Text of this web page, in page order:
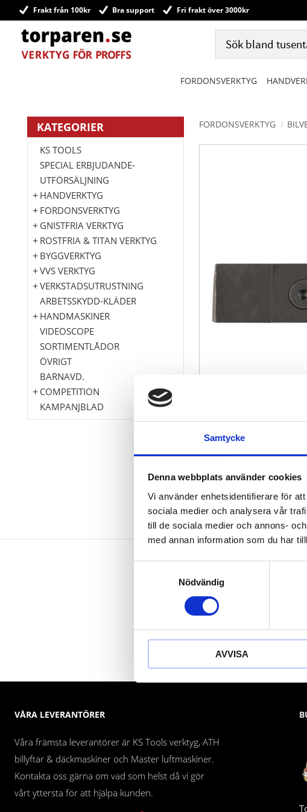
Samtycke
Denna webbplats använder cookies
Vi använder enhetsidentifierare för
sociala medier och analysera vår
till de sociala medier och annons-
med annan information som du har
Nödvändig
AVVISA
Frakt från 100kr Bra support Fri frakt över 3000kr
FORDONSVERKTYG
FORDONSVERKTYG
KATEGORIER
KS TOOLS
SPECIAL ERBJUDANDE-
UTFÖRSÄLJNING
HANDVERKTYG
FORDONSVERKTYG
GNISTFRIA VERKTYG
ROSTFRIA & TITAN VERKTYG
BYGGVERKTYG
VVS VERKTYG
VERKSTADSUTRUSTNING
ARBETSSKYDD-KLÄDER
HANDMASKINER
VIDEOSCOPE
SORTIMENTLÅDOR
ÖVRIGT
BARNAVD.
COMPETITION
KAMPANJBLAD
VÅRA LEVERANTÖRER
Våra främsta leverantörer är KS Tools verktyg, ATH
billyftar & däckmaskiner och Master luftmaskiner.
Kontakta oss gärna om vad som helst då vi gör
vårt yttersta för att hjälpa kunden.